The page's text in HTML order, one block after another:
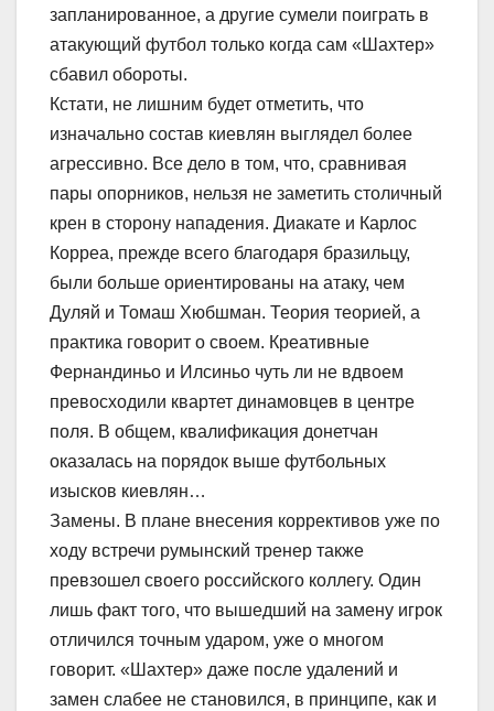
запланированное, а другие сумели поиграть в
атакующий футбол только когда сам «Шахтер»
сбавил обороты.
Кстати, не лишним будет отметить, что
изначально состав киевлян выглядел более
агрессивно. Все дело в том, что, сравнивая
пары опорников, нельзя не заметить столичный
крен в сторону нападения. Диакате и Карлос
Корреа, прежде всего благодаря бразильцу,
были больше ориентированы на атаку, чем
Дуляй и Томаш Хюбшман. Теория теорией, а
практика говорит о своем. Креативные
Фернандиньо и Илсиньо чуть ли не вдвоем
превосходили квартет динамовцев в центре
поля. В общем, квалификация донетчан
оказалась на порядок выше футбольных
изысков киевлян…
Замены. В плане внесения коррективов уже по
ходу встречи румынский тренер также
превзошел своего российского коллегу. Один
лишь факт того, что вышедший на замену игрок
отличился точным ударом, уже о многом
говорит. «Шахтер» даже после удалений и
замен слабее не становился, в принципе, как и